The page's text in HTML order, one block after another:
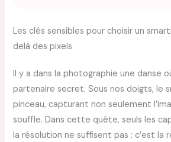
Les clés sensibles pour choisir un
delà des pixels
Il y a dans la photographie une danse
partenaire secret. Sous nos doigts, le
pinceau, capturant non seulement
souffle. Dans cette quête, seuls les
la résolution ne suffisent pas : c’est la